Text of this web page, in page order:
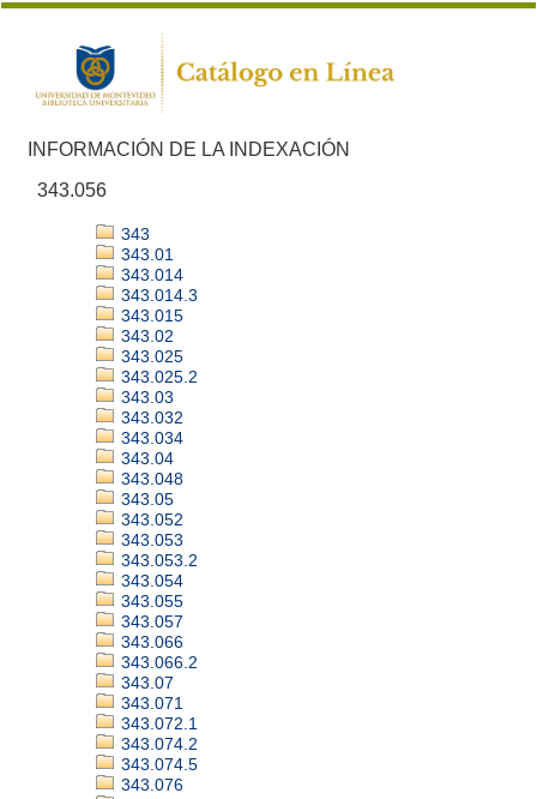
INFORMACIÓN DE LA INDEXACIÓN
343.056
343
343.01
343.014
343.014.3
343.015
343.02
343.025
343.025.2
343.03
343.032
343.034
343.04
343.048
343.05
343.052
343.053
343.053.2
343.054
343.055
343.057
343.066
343.066.2
343.07
343.071
343.072.1
343.074.2
343.074.5
343.076